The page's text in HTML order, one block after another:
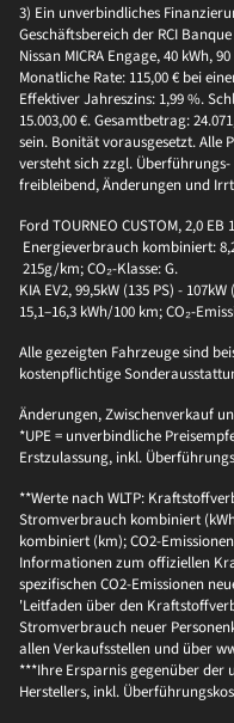
3) Ein unverbindliches
Geschäftsbereich der RCI
Nissan MICRA Engage, 40 kWh,
Monatliche Rate: 115,00 € bei
Effektiver Jahreszins: 1,99 %.
15.003,00 €. Gesamtbetrag:
sein. Bonität vorausgesetzt. Alle
versteht sich zzgl.
freibleibend, Änderungen und
Ford TOURNEO CUSTOM, 2,0
Energieverbrauch kombiniert:
215g/km; CO₂-Klasse: G.
KIA EV2, 99,5kW (135 PS) -
15,1–16,3 kWh/100 km; CO₂-
Alle gezeigten Fahrzeuge sind
kostenpflichtige
Änderungen, Zwischenverkauf
*UPE = unverbindliche
Erstzulassung, inkl.
**Werte nach WLTP:
Stromverbrauch kombiniert
kombiniert (km); CO2-
Informationen zum offiziellen
spezifischen CO2-Emissionen
'Leitfaden über den
Stromverbrauch neuer
allen Verkaufsstellen und über
***Ihre Ersparnis gegenüber der
Herstellers, inkl.